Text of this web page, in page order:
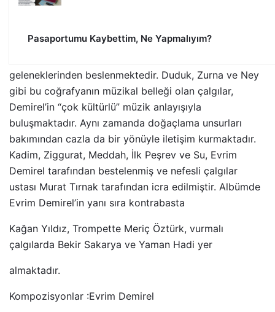
Pasaportumu Kaybettim, Ne Yapmalıyım?
geleneklerinden beslenmektedir. Duduk, Zurna ve Ney
gibi bu coğrafyanın müzikal belleği olan çalgılar,
Demirel’in “çok kültürlü” müzik anlayışıyla
buluşmaktadır. Aynı zamanda doğaçlama unsurları
bakımından cazla da bir yönüyle iletişim kurmaktadır.
Kadim, Ziggurat, Meddah, İlk Peşrev ve Su, Evrim
Demirel tarafından bestelenmiş ve nefesli çalgılar
ustası Murat Tırnak tarafından icra edilmiştir. Albümde
Evrim Demirel’in yanı sıra kontrabasta
Kağan Yıldız, Trompette Meriç Öztürk, vurmalı
çalgılarda Bekir Sakarya ve Yaman Hadi yer
almaktadır.
Kompozisyonlar :Evrim Demirel